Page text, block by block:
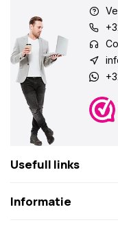
Usefull links
Informatie